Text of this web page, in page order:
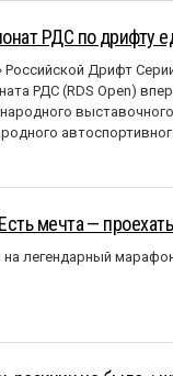
РДС по дрифту
Российской Дрифт
РДС (RDS Open)
мечта —
на легендарный